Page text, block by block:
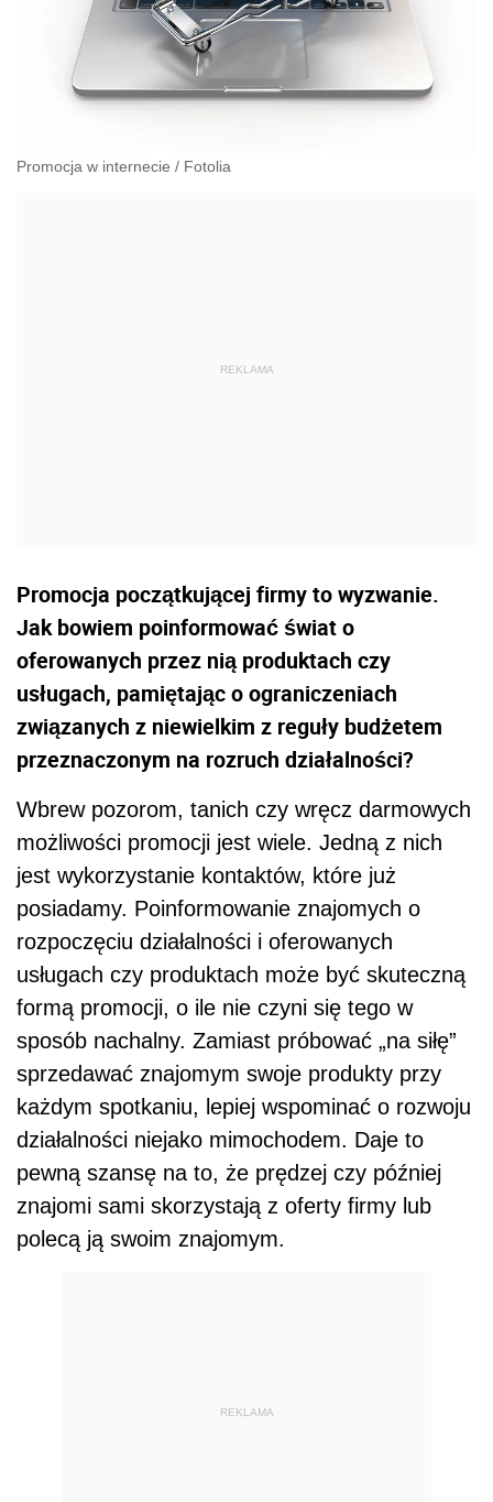
Promocja w internecie / Fotolia
Promocja początkującej firmy to wyzwanie.
Jak bowiem poinformować świat o
oferowanych przez nią produktach czy
usługach, pamiętając o ograniczeniach
związanych z niewielkim z reguły budżetem
przeznaczonym na rozruch działalności?
Wbrew pozorom, tanich czy wręcz darmowych
możliwości promocji jest wiele. Jedną z nich
jest wykorzystanie kontaktów, które już
posiadamy. Poinformowanie znajomych o
rozpoczęciu działalności i oferowanych
usługach czy produktach może być skuteczną
formą promocji, o ile nie czyni się tego w
sposób nachalny. Zamiast próbować „na siłę”
sprzedawać znajomym swoje produkty przy
każdym spotkaniu, lepiej wspominać o rozwoju
działalności niejako mimochodem. Daje to
pewną szansę na to, że prędzej czy później
znajomi sami skorzystają z oferty firmy lub
polecą ją swoim znajomym.
REKLAMA